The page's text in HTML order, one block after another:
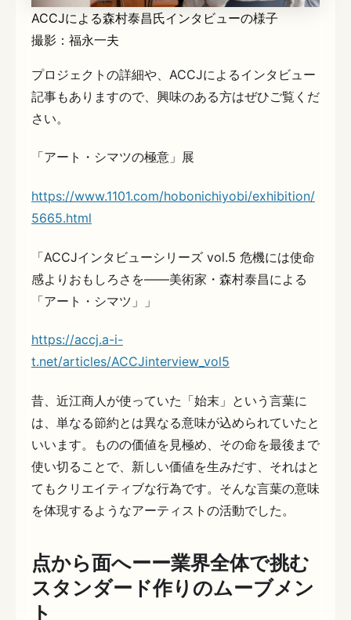
ACCJによる森村泰昌氏インタビューの様子
撮影：福永一夫
プロジェクトの詳細や、ACCJによるインタビュー
記事もありますので、興味のある方はぜひご覧くだ
さい。
「アート・シマツの極意」展
https://www.1101.com/hobonichiyobi/exhibition/
5665.html
「ACCJインタビューシリーズ vol.5 危機には使命
感よりおもしろさを――美術家・森村泰昌による
「アート・シマツ」」
https://accj.a-i-
t.net/articles/ACCJinterview_vol5
昔、近江商人が使っていた「始末」という言葉に
は、単なる節約とは異なる意味が込められていたと
いいます。ものの価値を見極め、その命を最後まで
使い切ることで、新しい価値を生みだす、それはと
てもクリエイティブな行為です。そんな言葉の意味
を体現するようなアーティストの活動でした。
点から面へーー業界全体で挑む
スタンダード作りのムーブメン
ト